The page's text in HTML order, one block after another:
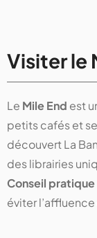
Visiter le
Le Mile End est
petits cafés et
découvert La
des librairies
Conseil pratique
éviter